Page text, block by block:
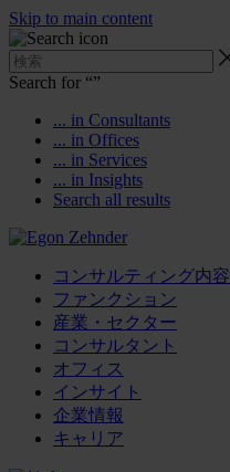
Skip to main content
Search for “”
... in Consultants
... in Offices
... in Services
... in Insights
Search all results
コンサルティング内容
ファンクション
産業・セクター
コンサルタント
オフィス
インサイト
企業情報
キャリア